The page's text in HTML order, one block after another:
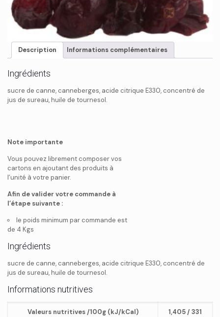
Description Informations complémentaires
Ingrédients
sucre de canne, canneberges, acide citrique E330, concentré de
jus de sureau, huile de tournesol.
Note importante
Vous pouvez librement composer vos
cartons en ajoutant des produits à
l’unité à votre panier.
Afin de valider votre commande à
l’étape suivante :
le poids minimum par commande est
de 4 Kgs
Ingrédients
sucre de canne, canneberges, acide citrique E330, concentré de
jus de sureau, huile de tournesol.
Informations nutritives
Valeurs nutritives /100g (kJ/kCal) 1,405 / 331